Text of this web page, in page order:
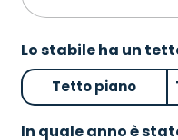
Lo stabile ha un
Tetto piano
In quale anno è